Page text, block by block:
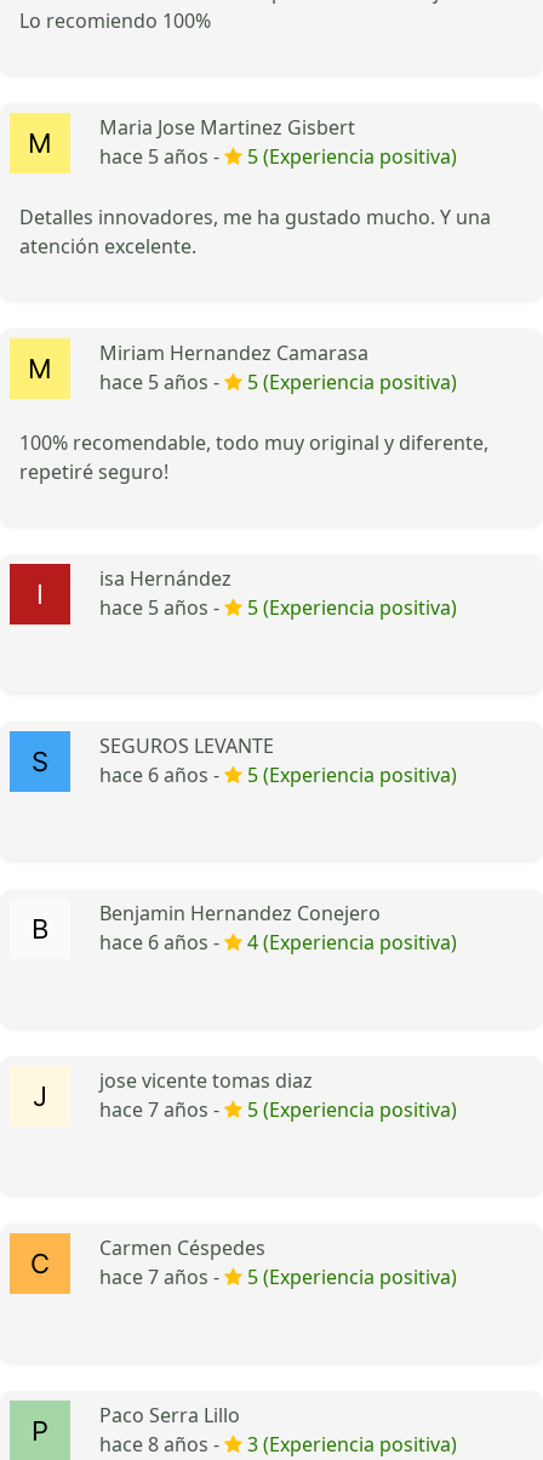
Lo recomiendo 100%
Maria Jose Martinez Gisbert
hace 5 años -
5 (Experiencia positiva)
Detalles innovadores, me ha gustado mucho. Y una
atención excelente.
Miriam Hernandez Camarasa
hace 5 años -
5 (Experiencia positiva)
100% recomendable, todo muy original y diferente,
repetiré seguro!
isa Hernández
hace 5 años -
5 (Experiencia positiva)
SEGUROS LEVANTE
hace 6 años -
5 (Experiencia positiva)
Benjamin Hernandez Conejero
hace 6 años -
4 (Experiencia positiva)
jose vicente tomas diaz
hace 7 años -
5 (Experiencia positiva)
Carmen Céspedes
hace 7 años -
5 (Experiencia positiva)
Paco Serra Lillo
hace 8 años -
3 (Experiencia positiva)